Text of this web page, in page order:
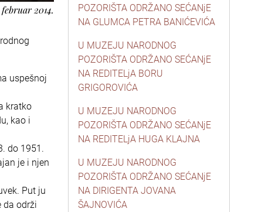
februar 2014.
uspešnoj
kratko
kao i
do 1951.
je i njen
Put ju
da održi
POZORIŠTA ODRŽANO SEĆANjE
NA GLUMCA PETRA BANIĆEVIĆA
U MUZEJU NARODNOG
POZORIŠTA ODRŽANO SEĆANjE
NA REDITELjA BORU
GRIGOROVIĆA
U MUZEJU NARODNOG
POZORIŠTA ODRŽANO SEĆANjE
NA REDITELjA HUGA KLAJNA
U MUZEJU NARODNOG
POZORIŠTA ODRŽANO SEĆANjE
NA DIRIGENTA JOVANA
ŠAJNOVIĆA